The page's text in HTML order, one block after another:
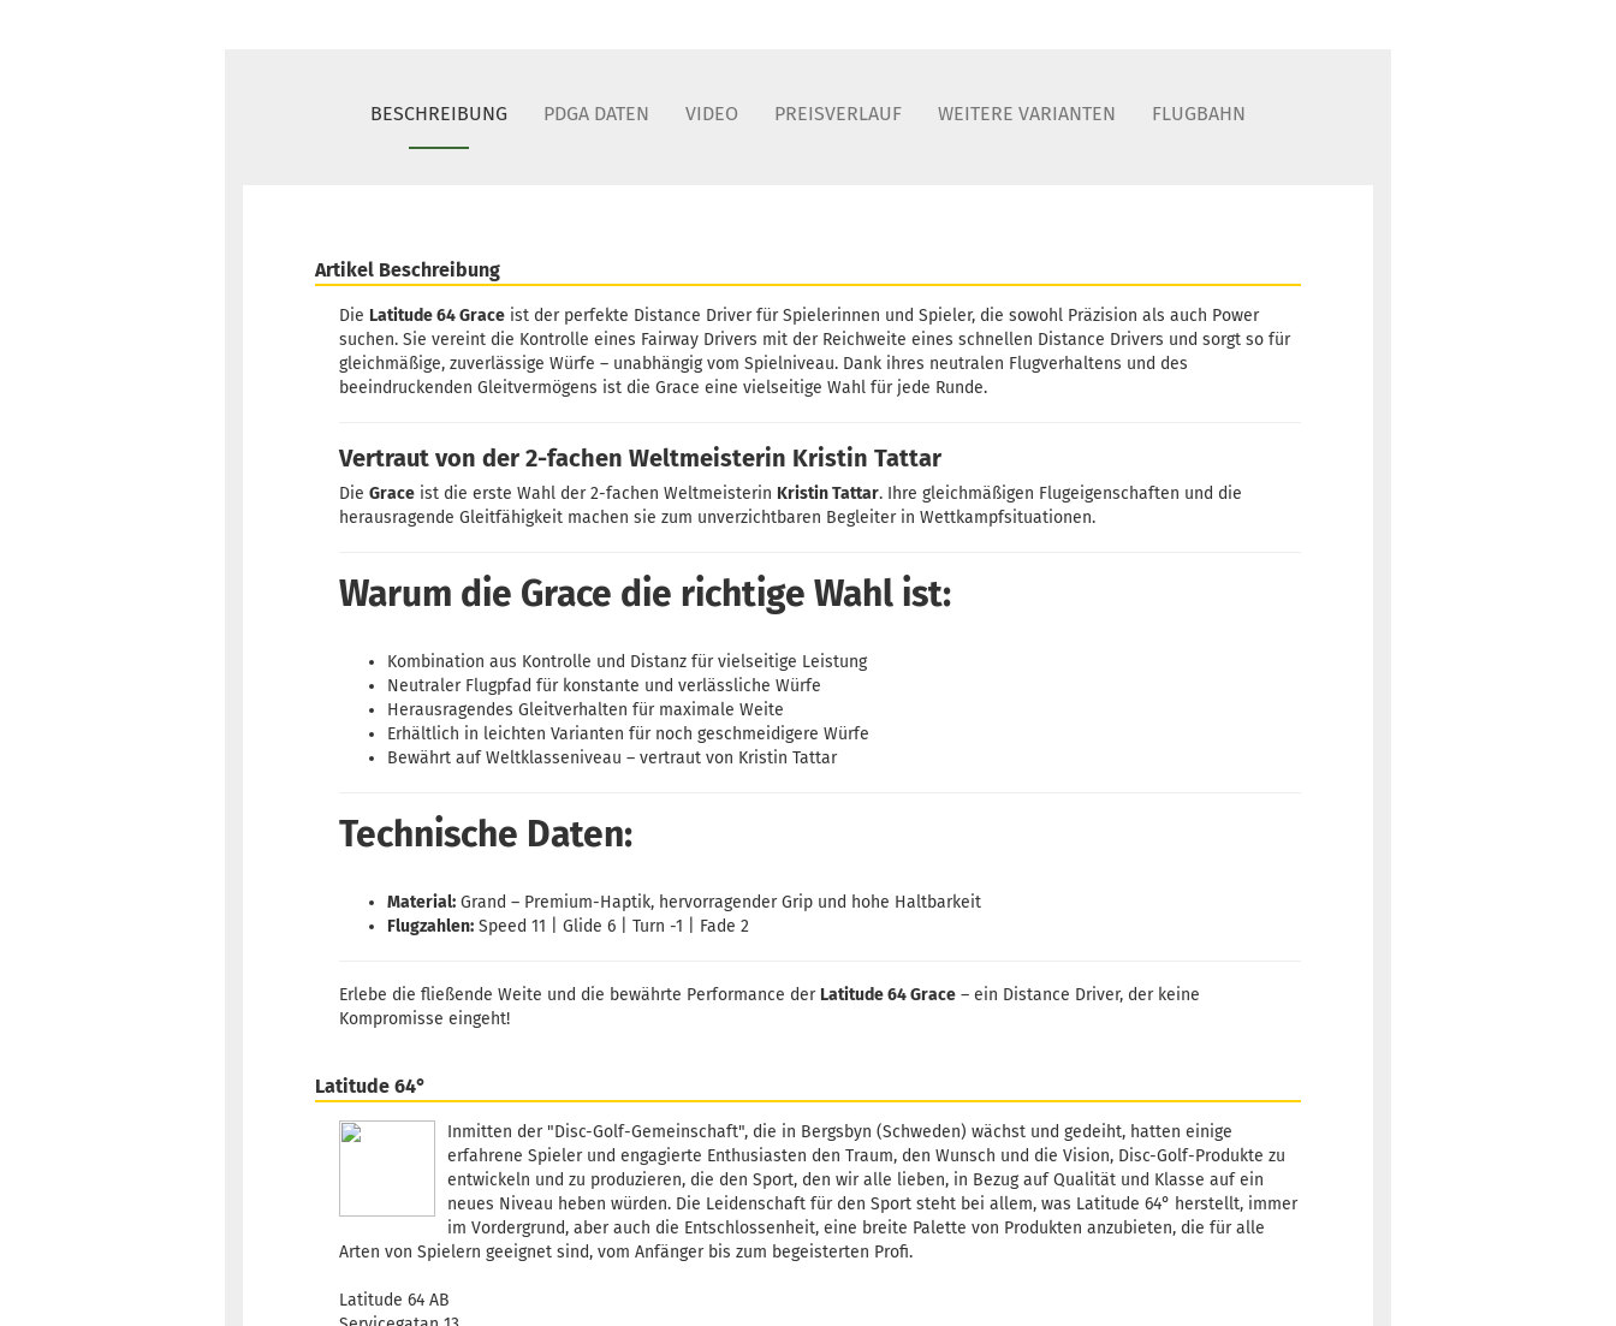
BESCHREIBUNG PDGA DATEN VIDEO PREISVERLAUF WEITERE VARIANTEN FLUGBAHN
Artikel Beschreibung
Die Latitude 64 Grace ist der perfekte Distance Driver für Spielerinnen und Spieler, die sowohl Präzision als auch Power
suchen. Sie vereint die Kontrolle eines Fairway Drivers mit der Reichweite eines schnellen Distance Drivers und sorgt so für
gleichmäßige, zuverlässige Würfe – unabhängig vom Spielniveau. Dank ihres neutralen Flugverhaltens und des
beeindruckenden Gleitvermögens ist die Grace eine vielseitige Wahl für jede Runde.
Vertraut von der 2-fachen Weltmeisterin Kristin Tattar
Die Grace ist die erste Wahl der 2-fachen Weltmeisterin Kristin Tattar. Ihre gleichmäßigen Flugeigenschaften und die
herausragende Gleitfähigkeit machen sie zum unverzichtbaren Begleiter in Wettkampfsituationen.
Warum die Grace die richtige Wahl ist:
Kombination aus Kontrolle und Distanz für vielseitige Leistung
Neutraler Flugpfad für konstante und verlässliche Würfe
Herausragendes Gleitverhalten für maximale Weite
Erhältlich in leichten Varianten für noch geschmeidigere Würfe
Bewährt auf Weltklasseniveau – vertraut von Kristin Tattar
Technische Daten:
Material: Grand – Premium-Haptik, hervorragender Grip und hohe Haltbarkeit
Flugzahlen: Speed 11 | Glide 6 | Turn -1 | Fade 2
Erlebe die fließende Weite und die bewährte Performance der Latitude 64 Grace – ein Distance Driver, der keine
Kompromisse eingeht!
Latitude 64°
Inmitten der "Disc-Golf-Gemeinschaft", die in Bergsbyn (Schweden) wächst und gedeiht, hatten einige
erfahrene Spieler und engagierte Enthusiasten den Traum, den Wunsch und die Vision, Disc-Golf-Produkte zu
entwickeln und zu produzieren, die den Sport, den wir alle lieben, in Bezug auf Qualität und Klasse auf ein
neues Niveau heben würden. Die Leidenschaft für den Sport steht bei allem, was Latitude 64° herstellt, immer
im Vordergrund, aber auch die Entschlossenheit, eine breite Palette von Produkten anzubieten, die für alle
Arten von Spielern geeignet sind, vom Anfänger bis zum begeisterten Profi.
Latitude 64 AB